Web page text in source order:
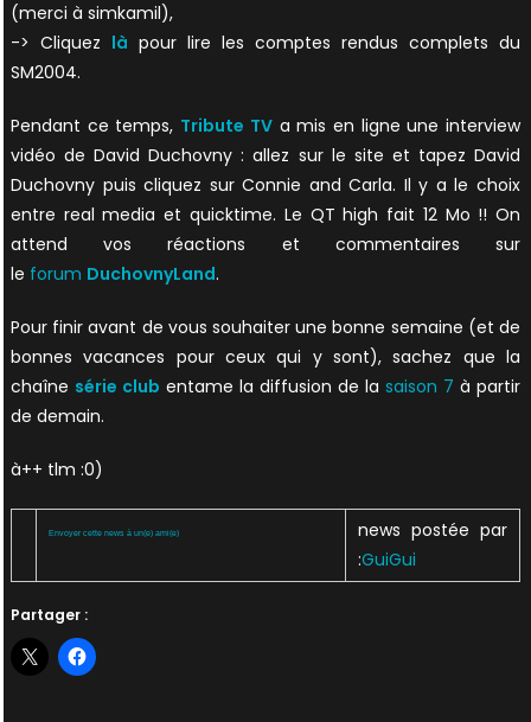
(merci à simkamil),
-> Cliquez là pour lire les comptes rendus complets du
SM2004.
Pendant ce temps, Tribute TVa mis en ligne une interview
vidéo de David Duchovny : allez sur le site et tapez David
Duchovny puis cliquez sur Connie and Carla. Il y a le choix
entre real media et quicktime. Le QT high fait 12 Mo !! On
attend vos réactions et commentaires sur
le forum DuchovnyLand.
Pour finir avant de vous souhaiter une bonne semaine (et de
bonnes vacances pour ceux qui y sont), sachez que la
chaîne série club entame la diffusion de la saison 7à partir
de demain.
à++ tlm :0)
Envoyer cette news à un(e) ami(e)
news postée par
:GuiGui
Partager :